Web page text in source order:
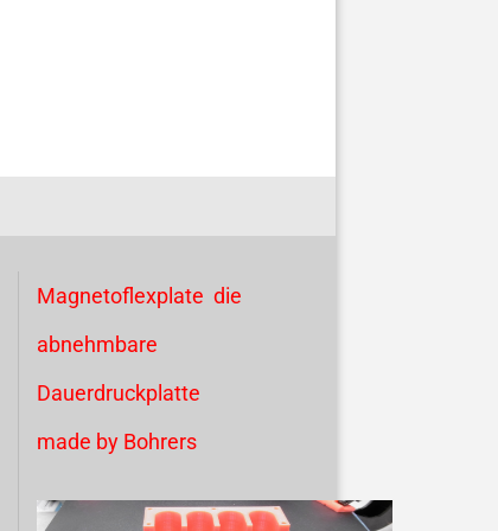
Magnetoflexplate die
abnehmbare
Dauerdruckplatte
made by Bohrers